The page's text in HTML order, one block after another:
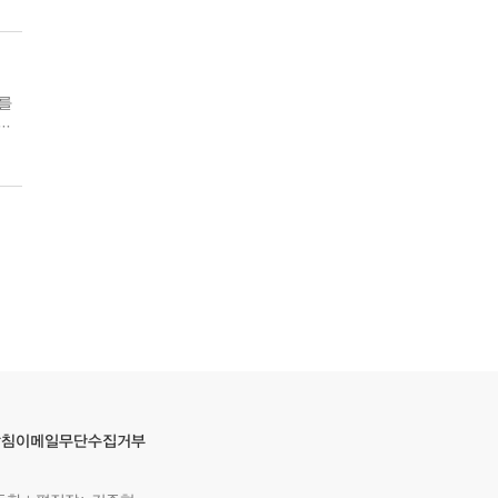
이메일무단수집거부